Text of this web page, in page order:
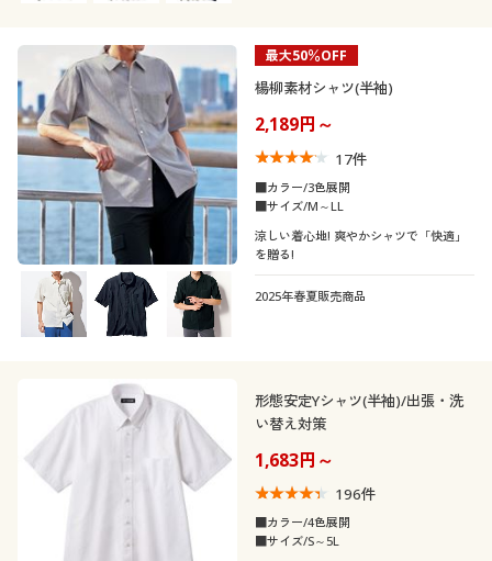
最大50％OFF
楊柳素材シャツ(半袖)
2,189円～
17件
■カラー/3色展開
■サイズ/M～LL
涼しい着心地! 爽やかシャツで「快適」
を贈る!
2025年春夏販売商品
形態安定Yシャツ(半袖)/出張・洗
い替え対策
1,683円～
196件
■カラー/4色展開
■サイズ/S～5L